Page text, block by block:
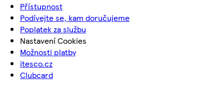
Přístupnost
Podívejte se, kam doručujeme
Poplatek za službu
Nastavení Cookies
Možnosti platby
itesco.cz
Clubcard